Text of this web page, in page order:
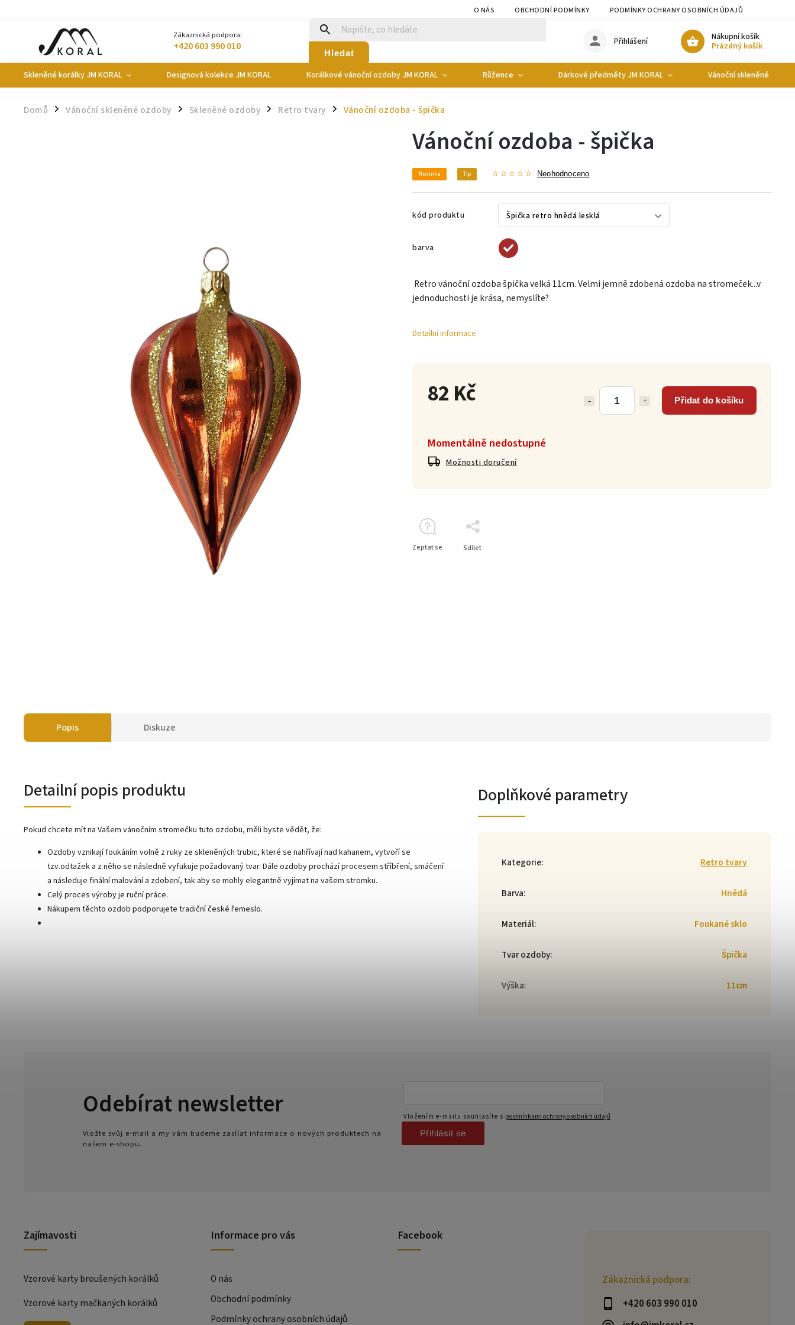
O NÁS OBCHODNÍ PODMÍNKY PODMÍNKY OCHRANY OSOBNÍCH ÚDAJŮ
Zákaznická podpora:
+420 603 990 010 Hledat
Nákupní košík
Prázdný košík
Přihlášení
Skleněné korálky JM KORAL Designová kolekce JM KORAL Korálkové vánoční ozdoby JM KORAL Růžence Dárkové předměty JM KORAL Vánoční skleněné
Domů / Vánoční skleněné ozdoby / Skleněné ozdoby / Retro tvary / Vánoční ozdoba - špička
82 Kč Přidat do košíku
Momentálně nedostupné
Možnosti doručení
Vánoční ozdoba - špička
Novinka Tip Neohodnoceno
kód produktu
barva
Retro vánoční ozdoba špička velká 11cm. Velmi jemně zdobená ozdoba na stromeček...v
jednoduchosti je krása, nemyslíte?
Detailní informace
Zeptat se Sdílet
Popis Diskuze
Detailní popis produktu
Pokud chcete mít na Vašem vánočním stromečku tuto ozdobu, měli byste vědět, že:
Ozdoby vznikají foukáním volně z ruky ze skleněných trubic, které se nahřívají nad kahanem, vytvoří se
tzv.odtažek a z něho se následně vyfukuje požadovaný tvar. Dále ozdoby prochází procesem stříbření, smáčení
a následuje finální malování a zdobení, tak aby se mohly elegantně vyjímat na vašem stromku.
Celý proces výroby je ruční práce.
Nákupem těchto ozdob podporujete tradiční české řemeslo.
Doplňkové parametry
Kategorie: Retro tvary
Barva: Hnědá
Materiál: Foukané sklo
Tvar ozdoby: Špička
Výška: 11cm
Zákaznická podpora:
+420 603 990 010
Zajímavosti
Vzorové karty broušených korálků
Vzorové karty mačkaných korálků
Odebírat newsletter
Vložte svůj e-mail a my vám budeme zasílat informace o nových produktech na
našem e-shopu.
Vložením e-mailu souhlasíte s podmínkami ochrany osobních údajů
Přihlásit se
Informace pro vás
O nás
Obchodní podmínky
Podmínky ochrany osobních údajů
Facebook